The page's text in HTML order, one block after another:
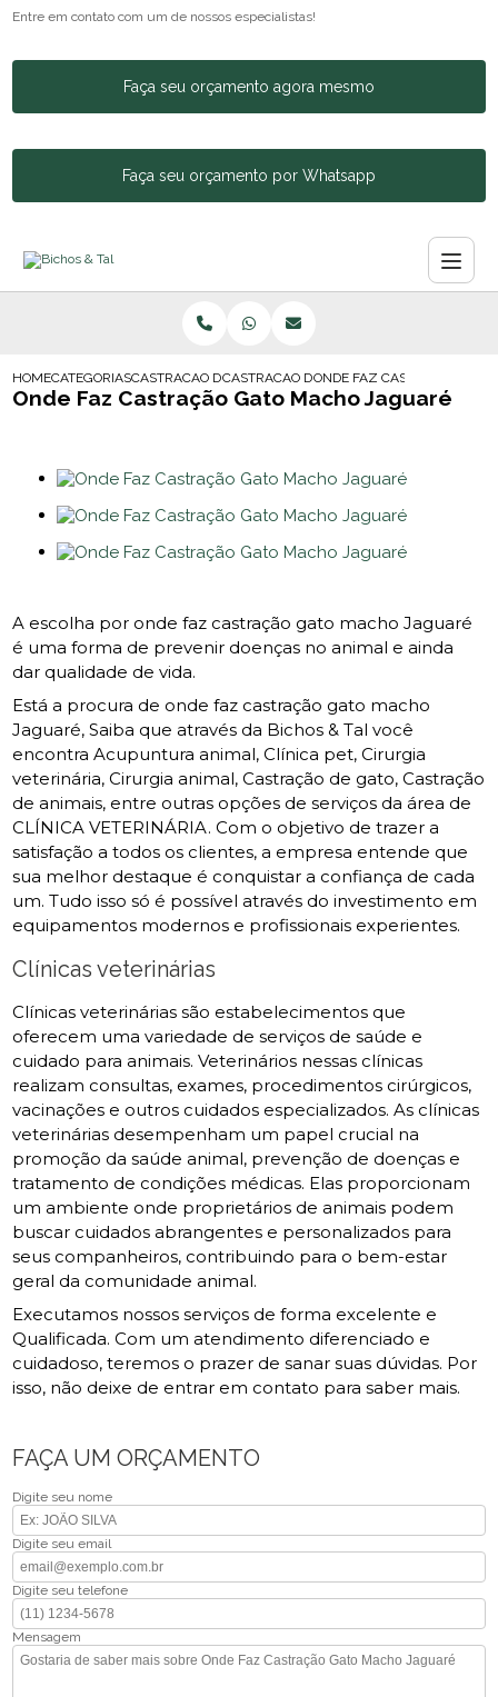
Entre em contato com um de nossos especialistas!
Faça seu orçamento agora mesmo
Faça seu orçamento por Whatsapp
HOMECATEGORIASCASTRACAO DE ANIMAISCASTRACAO DE CACHORRA
ONDE FAZ CASTRACAO
Onde Faz Castração Gato Macho Jaguaré
A escolha por onde faz castração gato macho Jaguaré
é uma forma de prevenir doenças no animal e ainda
dar qualidade de vida.
Está a procura de onde faz castração gato macho
Jaguaré, Saiba que através da Bichos & Tal você
encontra Acupuntura animal, Clínica pet, Cirurgia
veterinária, Cirurgia animal, Castração de gato, Castração
de animais, entre outras opções de serviços da área de
CLÍNICA VETERINÁRIA. Com o objetivo de trazer a
satisfação a todos os clientes, a empresa entende que
sua melhor destaque é conquistar a confiança de cada
um. Tudo isso só é possível através do investimento em
equipamentos modernos e profissionais experientes.
Clínicas veterinárias
Clínicas veterinárias são estabelecimentos que
oferecem uma variedade de serviços de saúde e
cuidado para animais. Veterinários nessas clínicas
realizam consultas, exames, procedimentos cirúrgicos,
vacinações e outros cuidados especializados. As clínicas
veterinárias desempenham um papel crucial na
promoção da saúde animal, prevenção de doenças e
tratamento de condições médicas. Elas proporcionam
um ambiente onde proprietários de animais podem
buscar cuidados abrangentes e personalizados para
seus companheiros, contribuindo para o bem-estar
geral da comunidade animal.
Executamos nossos serviços de forma excelente e
Qualificada. Com um atendimento diferenciado e
cuidadoso, teremos o prazer de sanar suas dúvidas. Por
isso, não deixe de entrar em contato para saber mais.
FAÇA UM ORÇAMENTO
Digite seu nome
Digite seu email
Digite seu telefone
Mensagem